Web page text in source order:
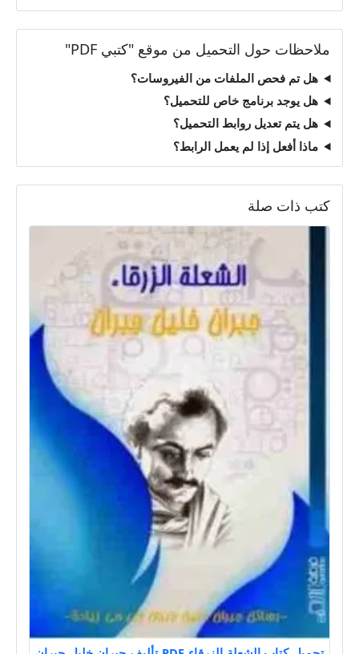
ملاحظات حول التحميل من موقع "كتبي PDF"
هل تم فحص الملفات من الفيروسات؟
هل يوجد برنامج خاص للتحميل؟
هل يتم تعديل روابط التحميل؟
ماذا أفعل إذا لم يعمل الرابط؟
كتب ذات صلة